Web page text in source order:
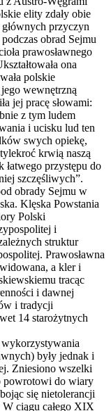
elity zdały obie
przyczyn
obrad Sejmu
prawosławnego
ona
polskie
wewnętrzną
jej pracę słowami:
z tym ludem
i ucisku lud ten
swych opiekę,
krwią naszą
łatwego przystępu do
szczęśliwych”.
obrady Sejmu w
Klęska Powstania
Polski
i
struktur
Prawosławna
a kler i
tracąc
i dawnej
i tradycji
14 starożytnych
były jednak i
Zniesiono wszelki
powrotowi do wiary
się nietolerancji
ciągu całego XIX